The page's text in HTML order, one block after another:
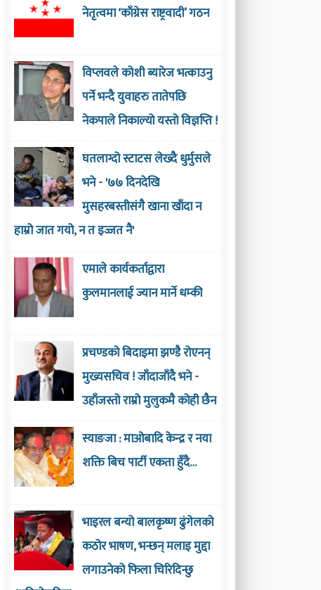
नेतृत्वमा ‘काँग्रेस राष्ट्रवादी’ गठन
विप्लवले कोशी ब्यारेज भत्काउनु
पर्ने भन्दै युवाहरु तातेपछि
नेकपाले निकाल्यो यस्तो विज्ञप्ति !
घतलाग्दो स्टाटस लेख्दै धुर्मुसले
भने - '७७ दिनदेखि
मुसहरबस्तीसंगै खाना खाँदा न
हाम्रो जात गयो, न त इज्जत नै'
एमाले कार्यकर्ताद्वारा
कुलमानलाई ज्यान मार्ने धम्की
प्रचण्डको बिदाइमा झण्डै रोएनन्
मुख्यसचिव ! जाँदाजाँदै भने -
उहाँजस्तो राम्रो मुलुकमै कोही छैन
स्याङजा : माओबादि केन्द्र र नया
शक्ति बिच पार्टी एकता हुँदै…
भाइरल बन्यो बालकृष्ण ढुंगेलको
कठोर भाषण, भन्छन् मलाइ मुद्दा
लगाउनेको फिला चिरिदिन्छु